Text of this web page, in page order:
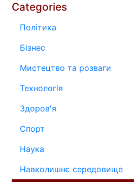
Categories
Політика
Бізнес
Мистецтво та розваги
Технологія
Здоров'я
Спорт
Наука
Навколишнє середовище